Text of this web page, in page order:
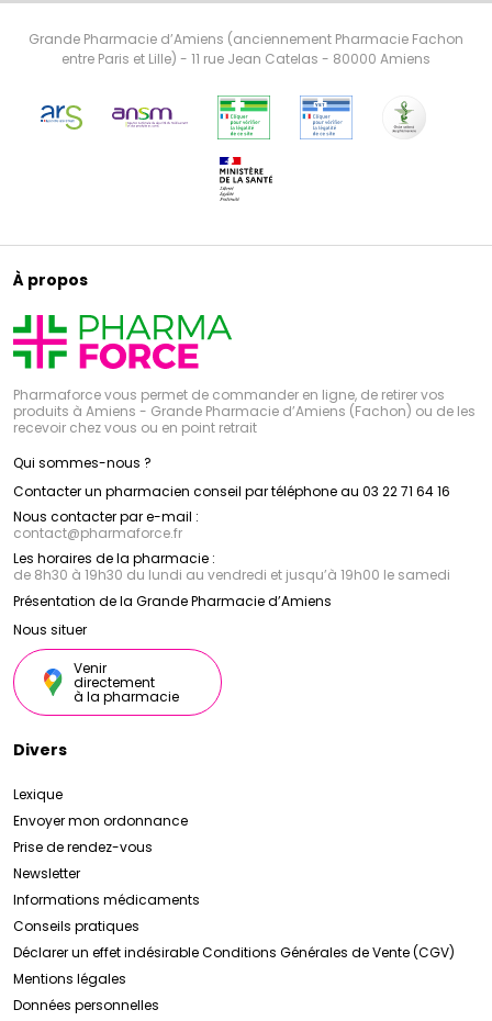
Grande Pharmacie d’Amiens (anciennement Pharmacie Fachon
entre Paris et Lille) - 11 rue Jean Catelas - 80000 Amiens
À propos
Pharmaforce vous permet de commander en ligne, de retirer vos
produits à Amiens - Grande Pharmacie d’Amiens (Fachon) ou de les
recevoir chez vous ou en point retrait
Qui sommes-nous ?
Contacter un pharmacien conseil par téléphone au 03 22 71 64 16
Nous contacter par e-mail :
contact@pharmaforce.fr
Les horaires de la pharmacie :
de 8h30 à 19h30 du lundi au vendredi et jusqu’à 19h00 le samedi
Présentation de la Grande Pharmacie d’Amiens
Nous situer
Venir
directement
à la pharmacie
Divers
Lexique
Envoyer mon ordonnance
Prise de rendez-vous
Newsletter
Informations médicaments
Conseils pratiques
Déclarer un effet indésirableConditions Générales de Vente (CGV)
Mentions légales
Données personnelles